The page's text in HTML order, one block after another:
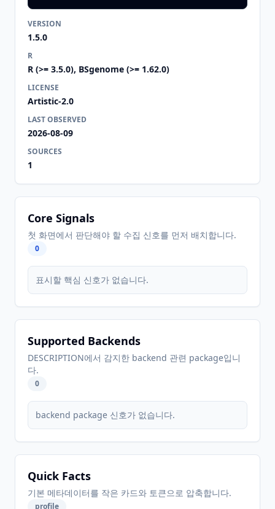
VERSION
1.5.0
R
R (>= 3.5.0), BSgenome (>= 1.62.0)
LICENSE
Artistic-2.0
LAST OBSERVED
2026-08-09
SOURCES
1
Core Signals
첫 화면에서 판단해야 할 수집 신호를 먼저 배치합니다.
0
표시할 핵심 신호가 없습니다.
Supported Backends
DESCRIPTION에서 감지한 backend 관련 package입니
다.
0
backend package 신호가 없습니다.
Quick Facts
기본 메타데이터를 작은 카드와 토큰으로 압축합니다.
profile